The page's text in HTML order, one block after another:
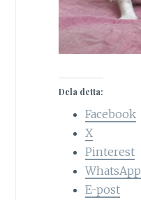
Dela detta:
Facebook
X
Pinterest
WhatsApp
E-post